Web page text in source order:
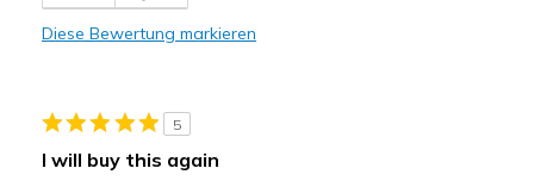
Travel
Diese Bewertung markieren
5
I will buy this again